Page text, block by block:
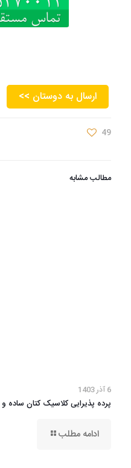
<< ارسال به دوستان
49
مطالب مشابه
6 آذر 1403
پرده پذیرایی کلاسیک کتان
ادامه مطلب